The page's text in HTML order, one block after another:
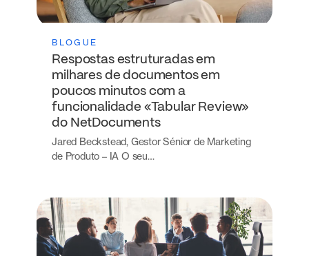
BLOGUE
Respostas estruturadas em
milhares de documentos em
poucos minutos com a
funcionalidade «Tabular Review»
do NetDocuments
Jared Beckstead, Gestor Sénior de Marketing
de Produto – IA O seu…